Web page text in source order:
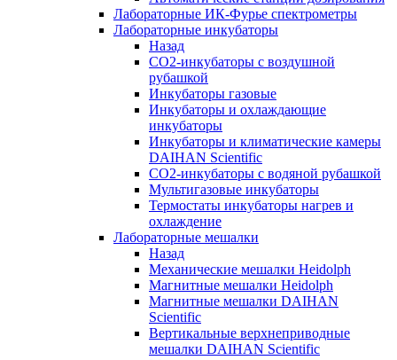
Лабораторные ИК-Фурье спектрометры
Лабораторные инкубаторы
Назад
СО2-инкубаторы с воздушной
рубашкой
Инкубаторы газовые
Инкубаторы и охлаждающие
инкубаторы
Инкубаторы и климатические камеры
DAIHAN Scientific
CO2-инкубаторы с водяной рубашкой
Мультигазовые инкубаторы
Термостаты инкубаторы нагрев и
охлаждение
Лабораторные мешалки
Назад
Механические мешалки Heidolph
Магнитные мешалки Heidolph
Магнитные мешалки DAIHAN
Scientific
Вертикальные верхнеприводные
мешалки DAIHAN Scientific